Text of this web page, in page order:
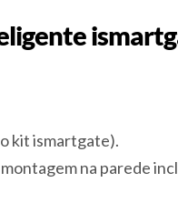
kit ismartgate).
na parede